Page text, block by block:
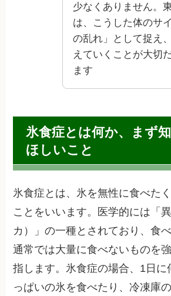
少なくありません。
は、こうした体のサ
の乱れ」として捉え
えていくことが大切
ます
氷食症とは何か、まず
ほしいこと
氷食症とは、氷を無性に食べた
ことをいいます。医学的には「
カ）」の一種とされており、食
通常では大量に食べないものを
指します。氷食症の場合、1日に
っぱいの氷を食べたり、冷凍庫